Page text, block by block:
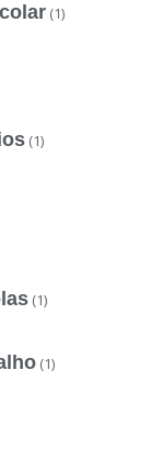
(1)
(1)
(1)
(1)